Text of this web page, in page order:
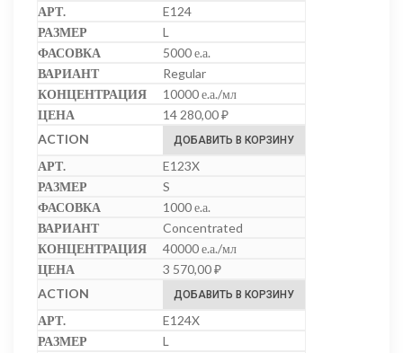
E124
L
5000 е.а.
Regular
10000 е.а./мл
14 280,00₽
ДОБАВИТЬ В КОРЗИНУ
E123X
S
1000 е.а.
Concentrated
40000 е.а./мл
3 570,00₽
ДОБАВИТЬ В КОРЗИНУ
E124X
L